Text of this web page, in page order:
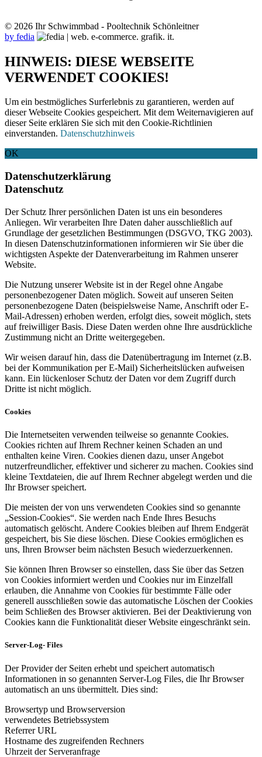
© 2026 Ihr Schwimmbad - Pooltechnik Schönleitner
by fedia
HINWEIS: DIESE WEBSEITE
VERWENDET COOKIES!
Um ein bestmögliches Surferlebnis zu garantieren, werden auf
dieser Webseite Cookies gespeichert. Mit dem Weiternavigieren auf
dieser Seite erklären Sie sich mit den Cookie-Richtlinien
einverstanden. Datenschutzhinweis
OK
Datenschutzerklärung
Datenschutz
Der Schutz Ihrer persönlichen Daten ist uns ein besonderes
Anliegen. Wir verarbeiten Ihre Daten daher ausschließlich auf
Grundlage der gesetzlichen Bestimmungen (DSGVO, TKG 2003).
In diesen Datenschutzinformationen informieren wir Sie über die
wichtigsten Aspekte der Datenverarbeitung im Rahmen unserer
Website.
Die Nutzung unserer Website ist in der Regel ohne Angabe
personenbezogener Daten möglich. Soweit auf unseren Seiten
personenbezogene Daten (beispielsweise Name, Anschrift oder E-
Mail-Adressen) erhoben werden, erfolgt dies, soweit möglich, stets
auf freiwilliger Basis. Diese Daten werden ohne Ihre ausdrückliche
Zustimmung nicht an Dritte weitergegeben.
Wir weisen darauf hin, dass die Datenübertragung im Internet (z.B.
bei der Kommunikation per E-Mail) Sicherheitslücken aufweisen
kann. Ein lückenloser Schutz der Daten vor dem Zugriff durch
Dritte ist nicht möglich.
Cookies
Die Internetseiten verwenden teilweise so genannte Cookies.
Cookies richten auf Ihrem Rechner keinen Schaden an und
enthalten keine Viren. Cookies dienen dazu, unser Angebot
nutzerfreundlicher, effektiver und sicherer zu machen. Cookies sind
kleine Textdateien, die auf Ihrem Rechner abgelegt werden und die
Ihr Browser speichert.
Die meisten der von uns verwendeten Cookies sind so genannte
„Session-Cookies“. Sie werden nach Ende Ihres Besuchs
automatisch gelöscht. Andere Cookies bleiben auf Ihrem Endgerät
gespeichert, bis Sie diese löschen. Diese Cookies ermöglichen es
uns, Ihren Browser beim nächsten Besuch wiederzuerkennen.
Sie können Ihren Browser so einstellen, dass Sie über das Setzen
von Cookies informiert werden und Cookies nur im Einzelfall
erlauben, die Annahme von Cookies für bestimmte Fälle oder
generell ausschließen sowie das automatische Löschen der Cookies
beim Schließen des Browser aktivieren. Bei der Deaktivierung von
Cookies kann die Funktionalität dieser Website eingeschränkt sein.
Server-Log- Files
Der Provider der Seiten erhebt und speichert automatisch
Informationen in so genannten Server-Log Files, die Ihr Browser
automatisch an uns übermittelt. Dies sind:
Browsertyp und Browserversion
verwendetes Betriebssystem
Referrer URL
Hostname des zugreifenden Rechners
Uhrzeit der Serveranfrage